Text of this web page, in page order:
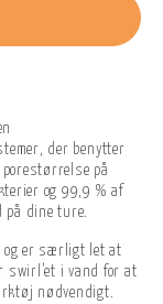
der benytter
porestørrelse på
og 99,9 % af
på dine ture.
og er særligt let at
swirl’et i vand for at
nødvendigt.